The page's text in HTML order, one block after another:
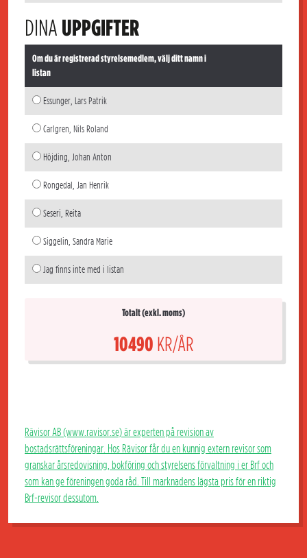
DINA UPPGIFTER
Om du är registrerad styrelsemedlem, välj ditt namn i
listan
Essunger, Lars Patrik
Carlgren, Nils Roland
Höjding, Johan Anton
Rongedal, Jan Henrik
Seseri, Reita
Siggelin, Sandra Marie
Jag finns inte med i listan
Totalt (exkl. moms)
10490 KR/ÅR
Rävisor AB (www.ravisor.se) är experten på revision av
bostadsrättsföreningar. Hos Rävisor får du en kunnig extern revisor som
granskar årsredovisning, bokföring och styrelsens förvaltning i er Brf och
som kan ge föreningen goda råd. Till marknadens lägsta pris för en riktig
Brf-revisor dessutom.